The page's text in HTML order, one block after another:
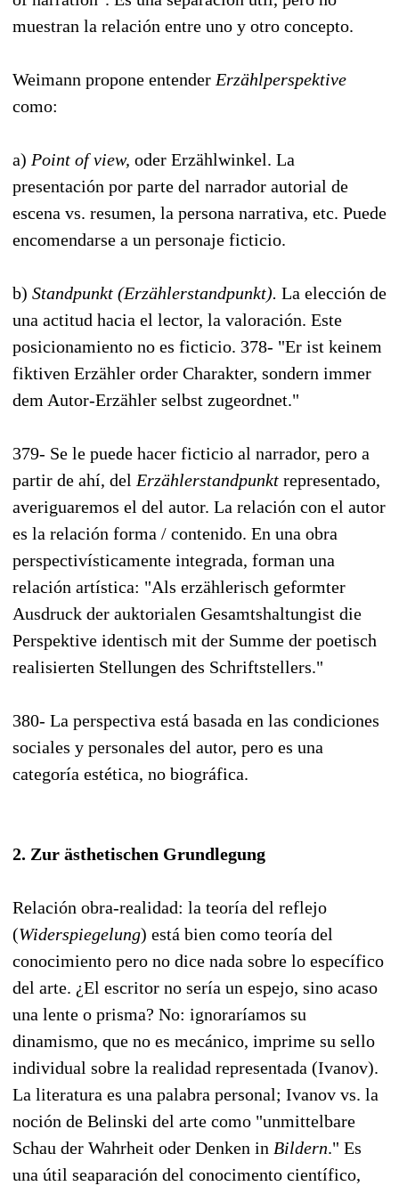
muestran la relación entre uno y otro concepto.
Weimann propone entender Erzählperspektive
como:
a) Point of view, oder Erzählwinkel. La
presentación por parte del narrador autorial de
escena vs. resumen, la persona narrativa, etc. Puede
encomendarse a un personaje ficticio.
b) Standpunkt (Erzählerstandpunkt). La elección de
una actitud hacia el lector, la valoración. Este
posicionamiento no es ficticio. 378- "Er ist keinem
fiktiven Erzähler order Charakter, sondern immer
dem Autor-Erzähler selbst zugeordnet."
379- Se le puede hacer ficticio al narrador, pero a
partir de ahí, del Erzählerstandpunkt representado,
averiguaremos el del autor. La relación con el autor
es la relación forma / contenido. En una obra
perspectivísticamente integrada, forman una
relación artística: "Als erzählerisch geformter
Ausdruck der auktorialen Gesamtshaltungist die
Perspektive identisch mit der Summe der poetisch
realisierten Stellungen des Schriftstellers."
380- La perspectiva está basada en las condiciones
sociales y personales del autor, pero es una
categoría estética, no biográfica.
2. Zur ästhetischen Grundlegung
Relación obra-realidad: la teoría del reflejo
(Widerspiegelung) está bien como teoría del
conocimiento pero no dice nada sobre lo específico
del arte. ¿El escritor no sería un espejo, sino acaso
una lente o prisma? No: ignoraríamos su
dinamismo, que no es mecánico, imprime su sello
individual sobre la realidad representada (Ivanov).
La literatura es una palabra personal; Ivanov vs. la
noción de Belinski del arte como "unmittelbare
Schau der Wahrheit oder Denken in Bildern." Es
una útil seaparación del conocimento científico,